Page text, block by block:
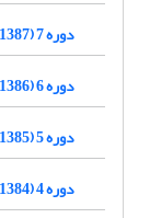
دوره 7 (1387)
دوره 6 (1386)
دوره 5 (1385)
دوره 4 (1384)